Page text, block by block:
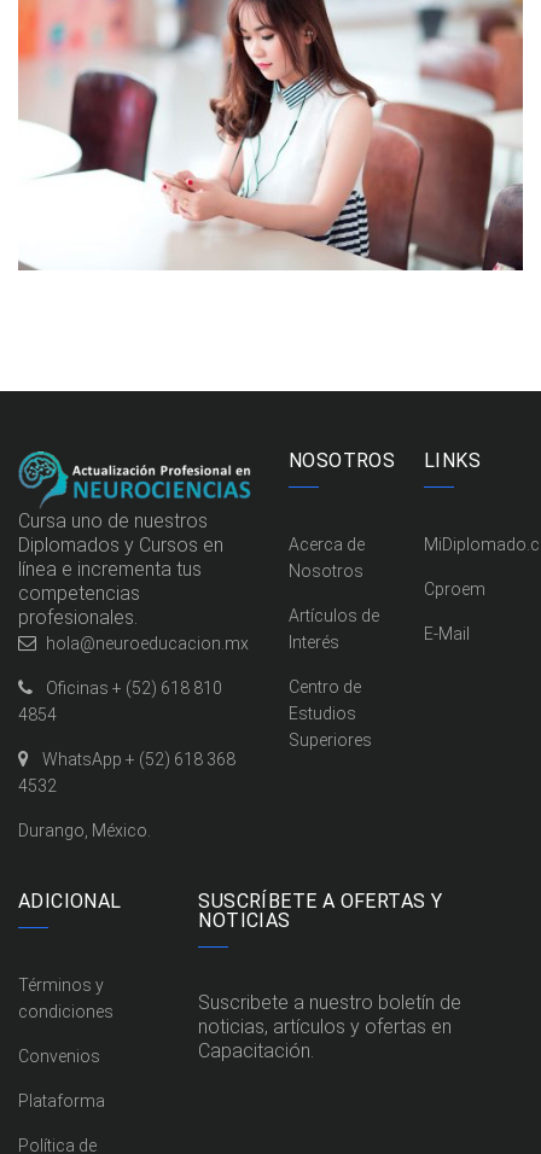
NOVUM INERMIS
Courses, Language
Cursa uno de nuestros
Diplomados y Cursos en
línea e incrementa tus
competencias
profesionales.
hola@neuroeducacion.mx
Oficinas + (52) 618 810
4854
WhatsApp + (52) 618 368
4532
Durango, México.
NOSOTROS
Acerca de
Nosotros
Artículos de
Interés
Centro de
Estudios
Superiores
LINKS
Cproem
E-Mail
ADICIONAL
Términos y
condiciones
Convenios
Plataforma
Política de
SUSCRÍBETE A OFERTAS Y
NOTICIAS
Suscribete a nuestro boletín de
noticias, artículos y ofertas en
Capacitación.